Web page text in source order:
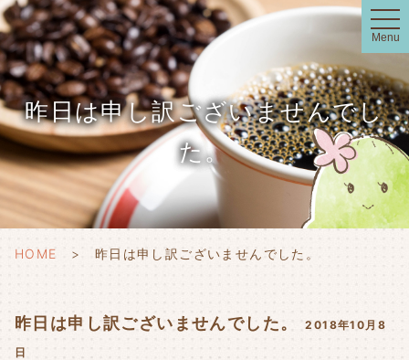
t
o
g
g
l
e
n
a
v
i
g
a
t
i
o
n
Menu
昨日は申し訳ございませんでし
た。
HOME 昨日は申し訳ございませんでした。
昨日は申し訳ございませんでした。
2018年10月8
日